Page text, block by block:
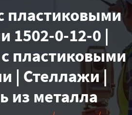
пластиковыми
1502-0-12-0 |
пластиковыми
| Стеллажи |
из металла